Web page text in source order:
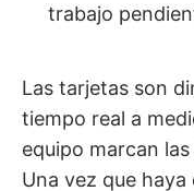
trabajo
Las tarjetas son
tiempo real a
equipo marcan
Una vez que